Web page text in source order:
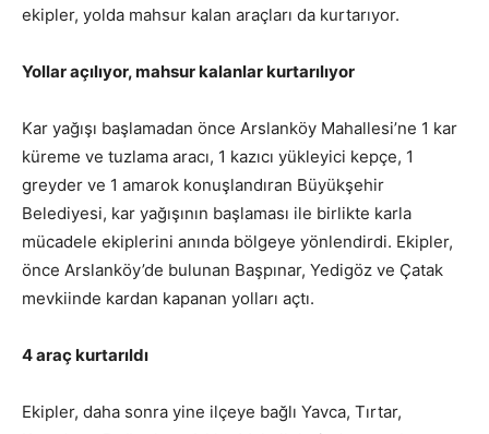
ekipler, yolda mahsur kalan araçları da kurtarıyor.
Yollar açılıyor, mahsur kalanlar kurtarılıyor
Kar yağışı başlamadan önce Arslanköy Mahallesi’ne 1 kar
küreme ve tuzlama aracı, 1 kazıcı yükleyici kepçe, 1
greyder ve 1 amarok konuşlandıran Büyükşehir
Belediyesi, kar yağışının başlaması ile birlikte karla
mücadele ekiplerini anında bölgeye yönlendirdi. Ekipler,
önce Arslanköy’de bulunan Başpınar, Yedigöz ve Çatak
mevkiinde kardan kapanan yolları açtı.
4 araç kurtarıldı
Ekipler, daha sonra yine ilçeye bağlı Yavca, Tırtar,